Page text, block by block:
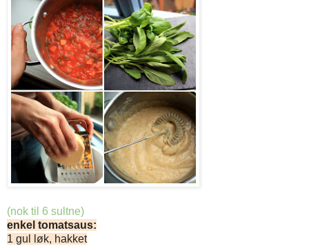
(nok til 6 sultne)
enkel tomatsaus:
1 gul løk, hakket